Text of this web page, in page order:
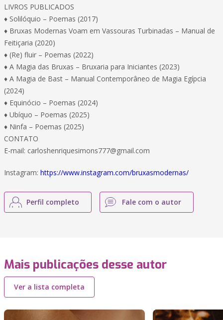
LIVROS PUBLICADOS
♦ Solilóquio – Poemas (2017)
♦ Bruxas Modernas Voam em Vassouras Turbinadas – Manual de
Feitiçaria (2020)
♦ (Re) fluir – Poemas (2022)
♦ A Magia das Bruxas – Bruxaria para Iniciantes (2023)
♦ A Magia de Bast – Manual Contemporâneo de Magia Egípcia
(2024)
♦ Equinócio – Poemas (2024)
♦ Ubíquo – Poemas (2025)
♦ Ninfa – Poemas (2025)
CONTATO
E-mail: carloshenriquesimons777@gmail.com
Instagram: https://www.instagram.com/bruxasmodernas/
Perfil completo Fale com o autor
Mais publicações desse autor
Ver a lista completa